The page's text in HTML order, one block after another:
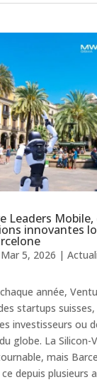
Leaders
innovantes
Mar 5, 2026 |
année,
startups
investisseurs ou
globe. La Silicon-
mais
depuis plusieurs